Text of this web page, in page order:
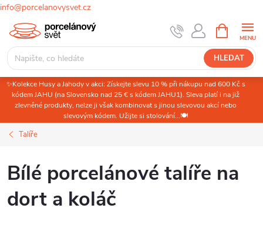
info@porcelanovysvet.cz
Přejít
obsah
HLEDAT
NÁKUPNÍ
KOŠÍK
✨Kolekce Husy a Jahody v akci: Získejte slevu 10 % při nákupu nad 600 Kč s
kódem JAHU (na Slovensko nad 25 € s kódem JAHU1). Sleva platí i na již
zlevněné produkty, nelze ji však kombinovat s jinou slevovou akcí nebo
slevovým kódem. Užijte si stolování...🍽️
Talíře
Bílé porcelánové talíře na
dort a koláč